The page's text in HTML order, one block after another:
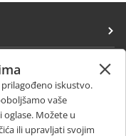
iskustvo.
vaše
Možete u
ili upravljati svojim